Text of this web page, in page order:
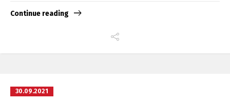
Continue reading
30.09.2021